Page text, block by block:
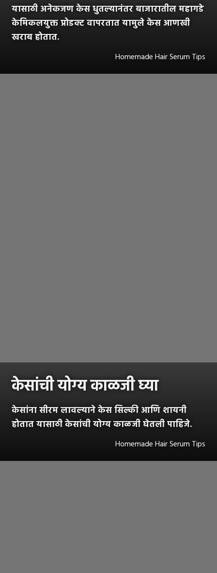
यासाठी अनेकजण केस धुतल्यानंतर बाजारातील महागडे
केमिकलयुक्त प्रोडक्ट वापरतात यामुले केस आणखी
खराब होतात.
Homemade Hair Serum Tips
केसांची योग्य काळजी घ्या
केसांना सीरम लावल्याने केस सिल्की आणि शायनी
होतात यासाठी केसांची योग्य काळजी घेतली पाहिजे.
Homemade Hair Serum Tips